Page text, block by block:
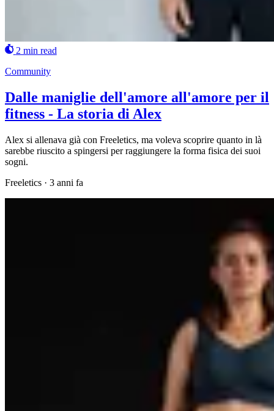
2 min read
Community
Dalle maniglie dell'amore all'amore per il
fitness - La storia di Alex
Alex si allenava già con Freeletics, ma voleva scoprire quanto in là
sarebbe riuscito a spingersi per raggiungere la forma fisica dei suoi
sogni.
Freeletics · 3 anni fa